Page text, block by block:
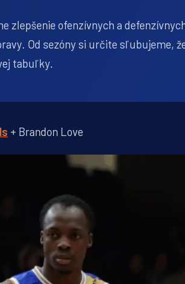
zlepšenie ofenzívnych a
Od sezóny si určite sľubujeme,
tabuľky.
+ Brandon Love